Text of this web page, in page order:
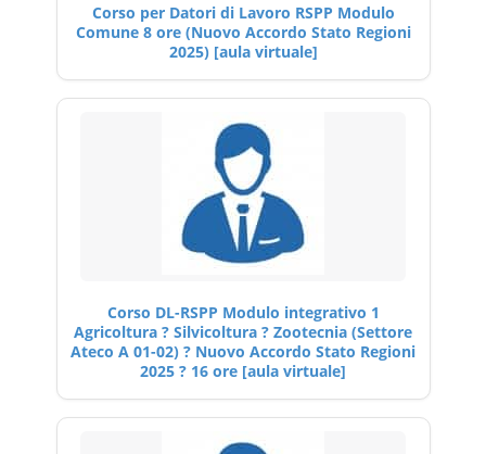
Corso per Datori di Lavoro RSPP Modulo
Comune 8 ore (Nuovo Accordo Stato Regioni
2025) [aula virtuale]
Corso DL-RSPP Modulo integrativo 1
Agricoltura ? Silvicoltura ? Zootecnia (Settore
Ateco A 01-02) ? Nuovo Accordo Stato Regioni
2025 ? 16 ore [aula virtuale]